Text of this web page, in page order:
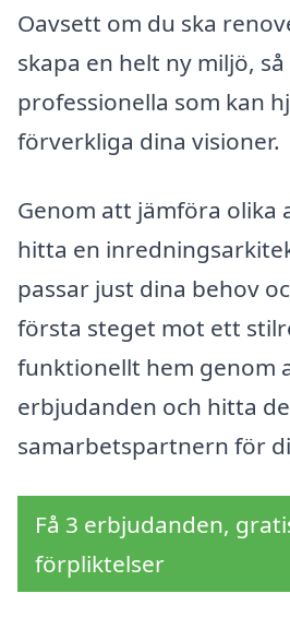
Oavsett om du ska
skapa en helt ny miljö,
professionella som kan
förverkliga dina visioner.
Genom att jämföra olika
hitta en
passar just dina behov
första steget mot ett
funktionellt hem genom
erbjudanden och hitta
samarbetspartnern för
Få 3 erbjudanden,
förpliktelser